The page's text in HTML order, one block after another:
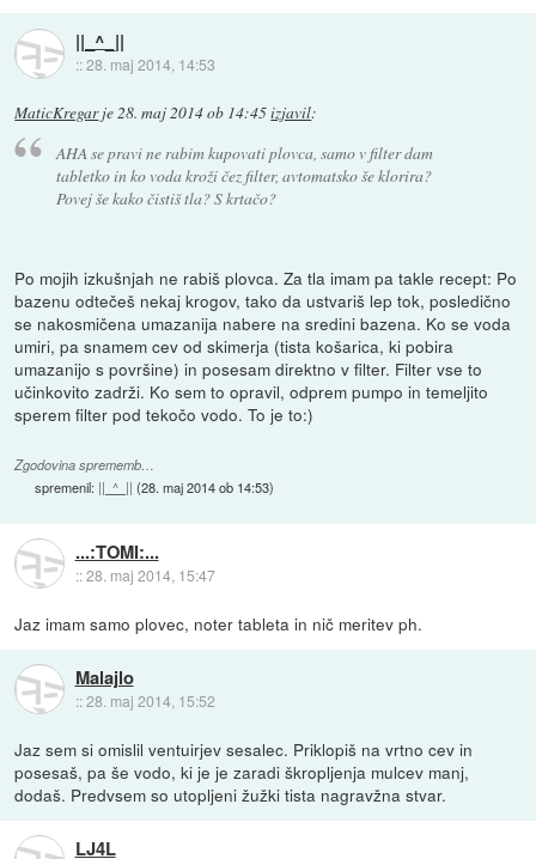
||_^_||
::28. maj 2014, 14:53
MaticKregarje28. maj 2014 ob 14:45izjavil:
AHA se pravi ne rabim kupovati plovca, samo v filter dam
tabletko in ko voda kroži čez filter, avtomatsko še klorira?
Povej še kako čistiš tla? S krtačo?
Po mojih izkušnjah ne rabiš plovca. Za tla imam pa takle recept: Po
bazenu odtečeš nekaj krogov, tako da ustvariš lep tok, posledično
se nakosmičena umazanija nabere na sredini bazena. Ko se voda
umiri, pa snamem cev od skimerja (tista košarica, ki pobira
umazanijo s površine) in posesam direktno v filter. Filter vse to
učinkovito zadrži. Ko sem to opravil, odprem pumpo in temeljito
sperem filter pod tekočo vodo. To je to:)
Zgodovina sprememb…
spremenil: ||_^_|| (28. maj 2014 ob 14:53)
...:TOMI:...
::28. maj 2014, 15:47
Jaz imam samo plovec, noter tableta in nič meritev ph.
Malajlo
::28. maj 2014, 15:52
Jaz sem si omislil ventuirjev sesalec. Priklopiš na vrtno cev in
posesaš, pa še vodo, ki je je zaradi škropljenja mulcev manj,
dodaš. Predvsem so utopljeni žužki tista nagravžna stvar.
LJ4L